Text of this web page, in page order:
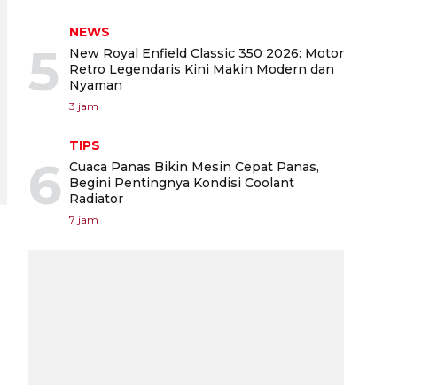
5
NEWS
New Royal Enfield Classic 350 2026: Motor
Retro Legendaris Kini Makin Modern dan
Nyaman
3 jam
6
TIPS
Cuaca Panas Bikin Mesin Cepat Panas,
Begini Pentingnya Kondisi Coolant
Radiator
7 jam